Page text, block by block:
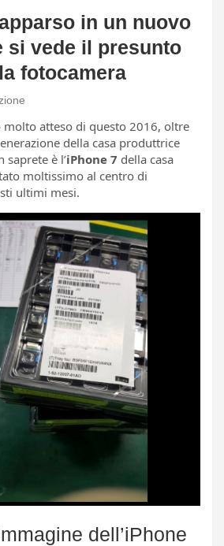
in un nuovo
si vede il presunto
fotocamera
atteso di questo 2016, oltre
della casa produttrice
saprete è l’iPhone 7 della casa
moltissimo al centro di
ultimi mesi.
dell’iPhone